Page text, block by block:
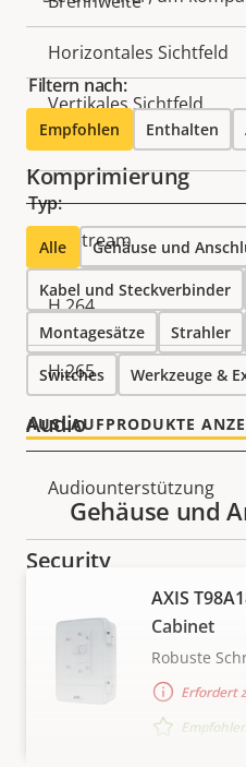
Horizontales Sichtfeld
Vertikales Sichtfeld
Komprimierung
Eigentumsbeschreibung
Zipstream
H.264
H.265
Audio
Eigentumsbeschreibung
Audiounterstützung
Security
Eigentumsbeschreibung
Signiertes OS
Secure Boot
Filtern nach:
Empfohlen Enthalten
Typ:
Alle Gehäuse und
Kabel und Steckverbinder
Montagesätze Strahler
Switches Werkzeuge &
AUSLAUFPRODUKTE
Gehäuse und
AXIS
Cabinet
Robuste
Erfordert